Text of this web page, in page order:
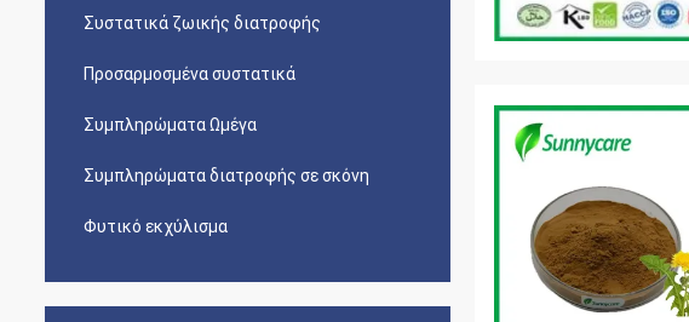
Συστατικά ζωικής διατροφής
Προσαρμοσμένα συστατικά
Συμπληρώματα Ωμέγα
Συμπληρώματα διατροφής σε σκόνη
Φυτικό εκχύλισμα